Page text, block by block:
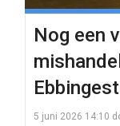
Nog een
5 juni 2026 14:10